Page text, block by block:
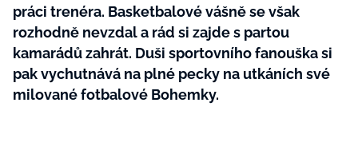
práci trenéra. Basketbalové vášně se však
rozhodně nevzdal a rád si zajde s partou
kamarádů zahrát. Duši sportovního fanouška si
pak vychutnává na plné pecky na utkáních své
milované fotbalové Bohemky.